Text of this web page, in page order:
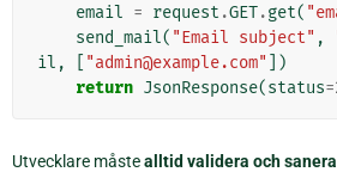
email = request .GET.get(
send_mail( "Email subject" ,
il , "admin@example.com"
])
return JsonResponse(status=
Utvecklare måstealltid validera och